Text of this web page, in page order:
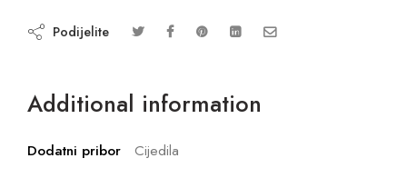
Podijelite
Additional information
Dodatni pribor Cijedila